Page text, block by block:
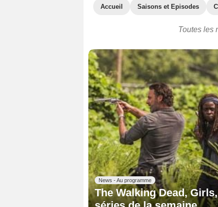
Accueil Saisons et Episodes
Toutes les
News - Au programme
The Walking Dead,